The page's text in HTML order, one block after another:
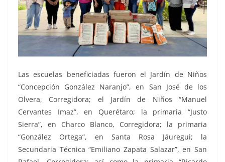
Las escuelas beneficiadas fueron el Jardín de Niños
“Concepción González Naranjo”, en San José de los
Olvera, Corregidora; el Jardín de Niños “Manuel
Cervantes Imaz”, en Querétaro; la primaria “Justo
Sierra”, en Charco Blanco, Corregidora; la primaria
“González Ortega”, en Santa Rosa Jáuregui; la
Secundaria Técnica “Emiliano Zapata Salazar”, en San